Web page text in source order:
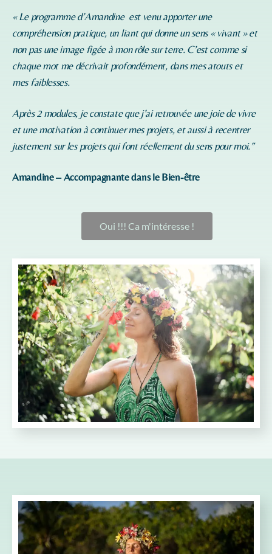
« Le programme d’Amandineest venu apporter une
compréhension pratique, un liant qui donne un sens « vivant » et
non pas une image figée à mon rôle sur terre. C’est comme si
chaque mot me décrivait profondément, dans mes atouts et
mes faiblesses.
Après 2 modules, je constate que j’ai retrouvée une joie de vivre
et une motivation à continuer mes projets, et aussi à recentrer
justement sur les projets qui font réellement du sens pour moi.”
Amandine – Accompagnante dans le Bien-être
Oui !!! Ca m'intéresse !